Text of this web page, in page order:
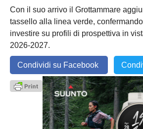
Con il suo arrivo il Grottammare
tassello alla linea verde,
investire su profili di prospettiva in
2026-2027.
Condividi su Facebook